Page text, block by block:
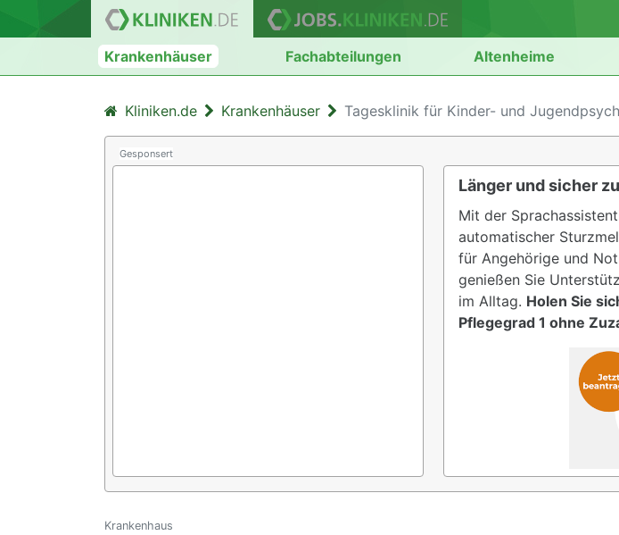
Krankenhäuser Fachabteilungen Altenheime
Kliniken.de Krankenhäuser Tagesklinik für Kinder- und
Gesponsert
Länger und sicher
Mit der
automatischer
für Angehörige und
genießen Sie
im Alltag. Holen Sie
Pflegegrad 1 ohne
Krankenhaus